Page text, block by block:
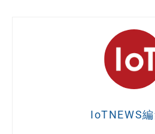
IoTNEWS